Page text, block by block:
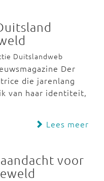
Duitslandweb
Der
die jarenlang
van haar identiteit,
Lees meer
voor